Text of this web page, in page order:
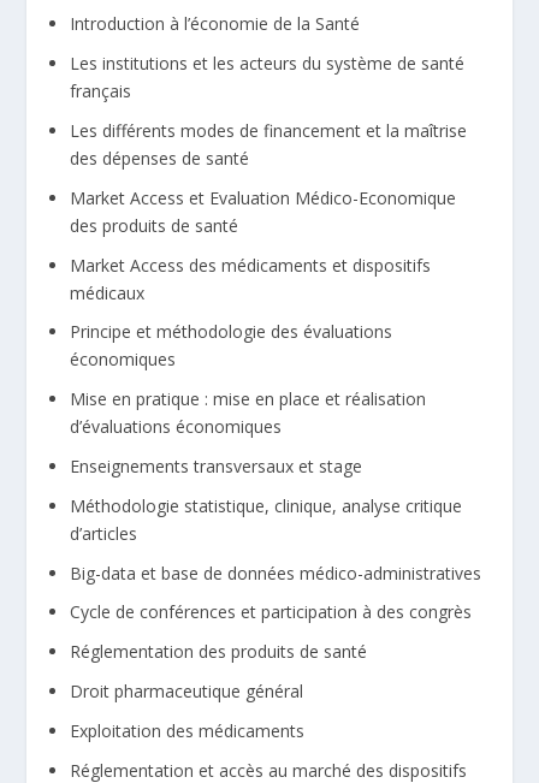
Introduction à l’économie de la Santé
Les institutions et les acteurs du système de santé
français
Les différents modes de financement et la maîtrise
des dépenses de santé
Market Access et Evaluation Médico-Economique
des produits de santé
Market Access des médicaments et dispositifs
médicaux
Principe et méthodologie des évaluations
économiques
Mise en pratique : mise en place et réalisation
d’évaluations économiques
Enseignements transversaux et stage
Méthodologie statistique, clinique, analyse critique
d’articles
Big-data et base de données médico-administratives
Cycle de conférences et participation à des congrès
Réglementation des produits de santé
Droit pharmaceutique général
Exploitation des médicaments
Réglementation et accès au marché des dispositifs